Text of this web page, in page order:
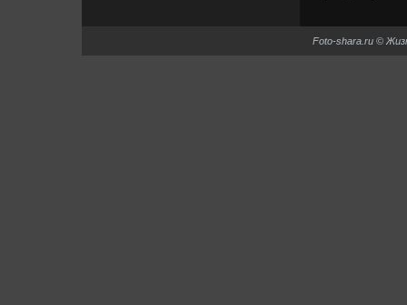
Foto-shara.ru ©